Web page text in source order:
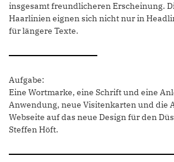
insgesamt freundlicheren Erscheinung.
Haarlinien eignen sich nicht nur in
für längere Texte.
Aufgabe:
Eine Wortmarke, eine Schrift und eine
Anwendung, neue Visitenkarten und die
Webseite auf das neue Design für den
Steffen Höft.